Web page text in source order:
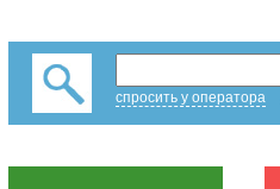
спросить у оператора